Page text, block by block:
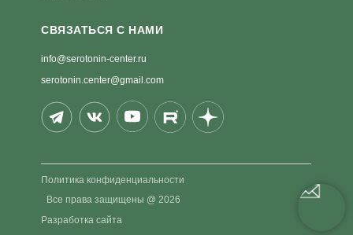
Все права защищены @ 2026
info@serotonin-center.ru
serotonin.center@gmail.com
СВЯЗАТЬСЯ С НАМИ
Политика конфиденциальности
Разработка сайта